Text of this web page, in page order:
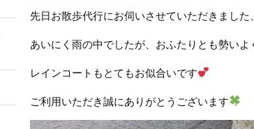
先日お散歩代行にお伺いさせていただきまし
あいにく雨の中でしたが、おふたりとも勢い
レインコートもとてもお似合いです
ご利用いただき誠にありがとうございます